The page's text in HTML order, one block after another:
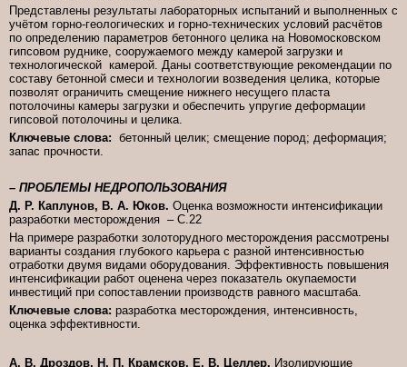
Представлены результаты лабораторных испытаний и выполненных с
учётом горно-геологических и горно-технических условий расчётов
по определению параметров бетонного целика на Новомосковском
гипсовом руднике, сооружаемого между камерой загрузки и
технологической камерой. Даны соответствующие рекомендации по
составу бетонной смеси и технологии возведения целика, которые
позволят ограничить смещение нижнего несущего пласта
потолочины камеры загрузки и обеспечить упругие деформации
гипсовой потолочины и целика.
Ключевые слова: бетонный целик; смещение пород; деформация;
запас прочности.
– ПРОБЛЕМЫ НЕДРОПОЛЬЗОВАНИЯ
Д. Р. Каплунов, В. А. Юков. Оценка возможности интенсификации
разработки месторождения – C.22
На примере разработки золоторудного месторождения рассмотрены
варианты создания глубокого карьера с разной интенсивностью
отработки двумя видами оборудования. Эффективность повышения
интенсификации работ оценена через показатель окупаемости
инвестиций при сопоставлении производств равного масштаба.
Ключевые слова: разработка месторождения, интенсивность,
оценка эффективности.
А. В. Дроздов, Н. П. Крамсков, Е. В. Целлер. Изолирующие